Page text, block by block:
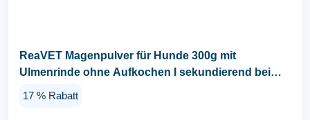
ReaVET Magenpulver für Hunde 300g mit
Ulmenrinde ohne Aufkochen I sekundierend bei
17 % Rabatt